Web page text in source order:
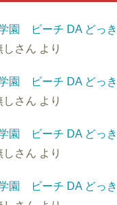
園 ビーチ DA どっ
しさん より
園 ビーチ DA どっ
しさん より
園 ビーチ DA どっ
しさん より
園 ビーチ DA どっ